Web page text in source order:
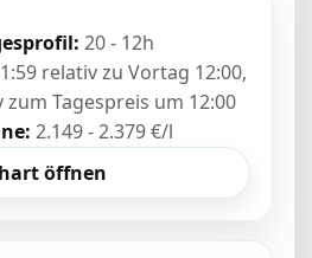
20 - 12h
relativ zu Vortag 12:00,
zum Tagespreis um 12:00
2.149 - 2.379 €/l
öffnen